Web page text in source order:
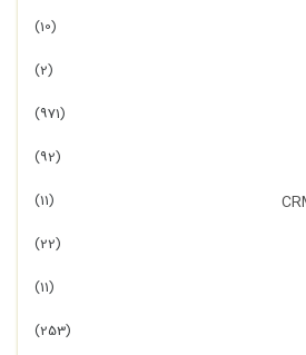
(10)
(2)
(971)
(92)
(11)
(22)
(11)
(253)